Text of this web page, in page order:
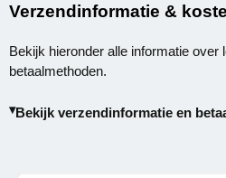
Verzendinformatie &
Bekijk hieronder alle informatie
betaalmethoden.
Bekijk verzendinformatie en